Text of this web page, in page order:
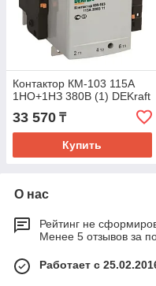
Контактор КМ-103 115А
1НО+1НЗ 380В (1) DEKraft
33 570 ₸
Купить
О нас
Рейтинг не
Менее 5 отзывов за
Работает с